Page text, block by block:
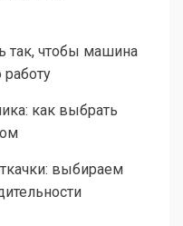
так, чтобы машина
как выбрать
выбираем